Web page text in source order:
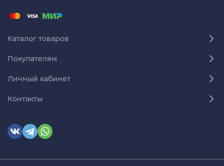
Каталог товаров
Покупателям
Личный кабинет
Контакты